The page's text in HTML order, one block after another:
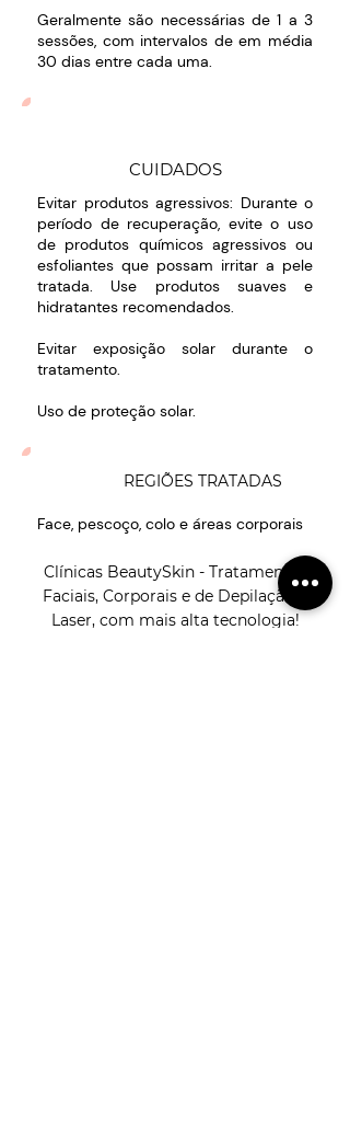
Geralmente são necessárias de 1 a 3
sessões, com intervalos de em média
30 dias entre cada uma.
CUIDADOS
Evitar produtos agressivos: Durante o
período de recuperação, evite o uso
de produtos químicos agressivos ou
esfoliantes que possam irritar a pele
tratada. Use produtos suaves e
hidratantes recomendados.
Evitar exposição solar durante o
tratamento.
Uso de proteção solar.
REGIÕES TRATADAS
Face, pescoço, colo e áreas corporais
Clínicas BeautySkin - Tratamentos
Faciais, Corporais e de Depilação a
Laser, com mais alta tecnologia!